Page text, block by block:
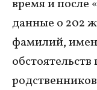
время и после
данные о 202
фамилий,